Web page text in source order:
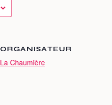
ORGANISATEUR
La Chaumière